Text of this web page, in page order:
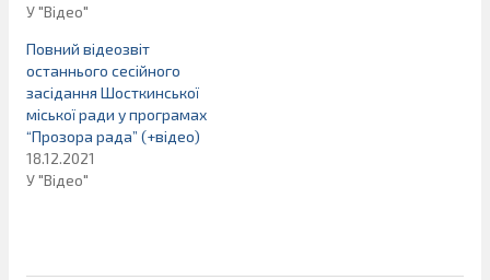
У "Відео"
Повний відеозвіт
останнього сесійного
засідання Шосткинської
міської ради у програмах
“Прозора рада” (+відео)
18.12.2021
У "Відео"